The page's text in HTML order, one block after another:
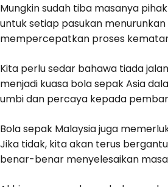
Mungkin sudah tiba masanya
untuk setiap pasukan
mempercepatkan proses
Kita perlu sedar bahawa tiada
menjadi kuasa bola sepak Asia
umbi dan percaya kepada
Bola sepak Malaysia juga
Jika tidak, kita akan terus
benar-benar menyelesaikan